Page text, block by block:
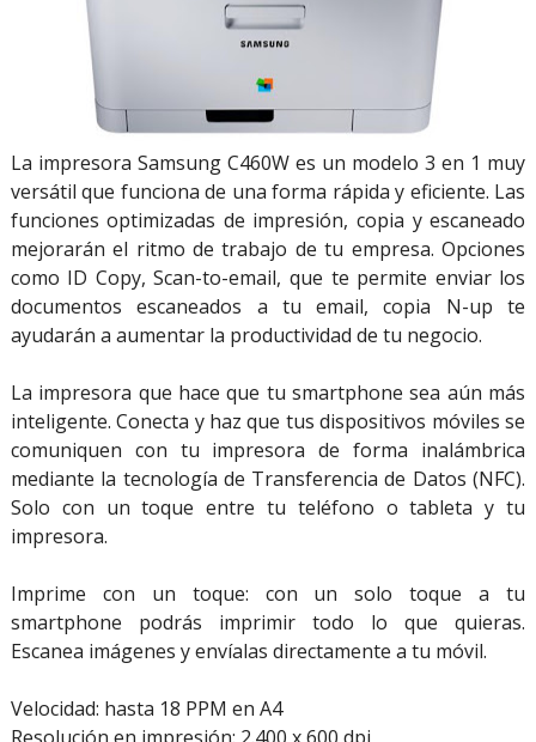
La impresora Samsung C460W es un modelo 3 en 1 muy
versátil que funciona de una forma rápida y eficiente. Las
funciones optimizadas de impresión, copia y escaneado
mejorarán el ritmo de trabajo de tu empresa. Opciones
como ID Copy, Scan-to-email, que te permite enviar los
documentos escaneados a tu email, copia N-up te
ayudarán a aumentar la productividad de tu negocio.
La impresora que hace que tu smartphone sea aún más
inteligente. Conecta y haz que tus dispositivos móviles se
comuniquen con tu impresora de forma inalámbrica
mediante la tecnología de Transferencia de Datos (NFC).
Solo con un toque entre tu teléfono o tableta y tu
impresora.
Imprime con un toque: con un solo toque a tu
smartphone podrás imprimir todo lo que quieras.
Escanea imágenes y envíalas directamente a tu móvil.
Velocidad: hasta 18 PPM en A4